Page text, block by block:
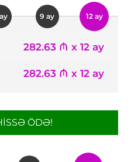
9 ay 12 ay
282.63 ₼ x 12 ay
282.63 ₼ x 12 ay
ÖDƏ!